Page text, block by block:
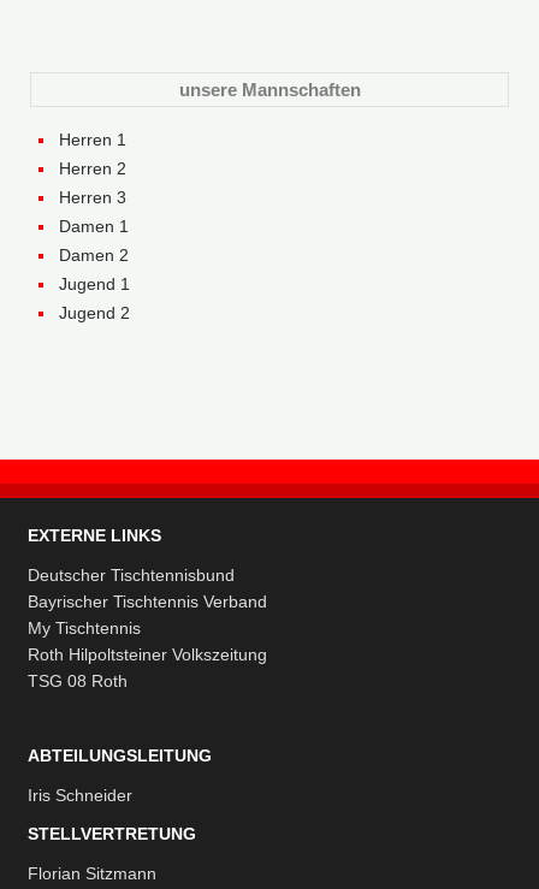
unsere Mannschaften
Herren 1
Herren 2
Herren 3
Damen 1
Damen 2
Jugend 1
Jugend 2
EXTERNE LINKS
Deutscher Tischtennisbund
Bayrischer Tischtennis Verband
My Tischtennis
Roth Hilpoltsteiner Volkszeitung
TSG 08 Roth
ABTEILUNGSLEITUNG
Iris Schneider
STELLVERTRETUNG
Florian Sitzmann